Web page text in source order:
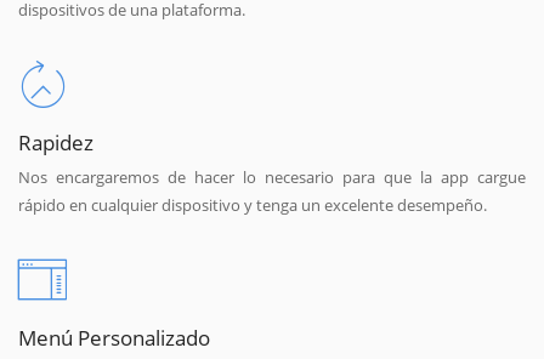
dispositivos de una plataforma.
Rapidez
Nos encargaremos de hacer lo necesario para que la app cargue
rápido en cualquier dispositivo y tenga un excelente desempeño.
Menú Personalizado